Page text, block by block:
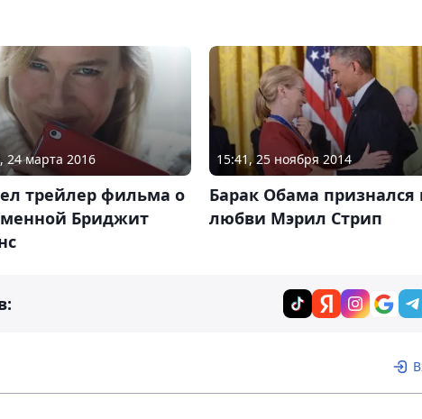
24 марта 2016
трейлер фильма о
Бриджит
15:41, 25 ноября 2014
Барак Обама признался
любви Мэрил Стрип